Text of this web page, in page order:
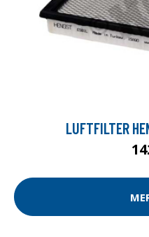
LUFTFILTER